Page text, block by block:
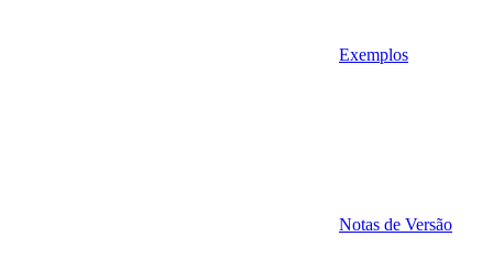
Exemplos
Notas de Versão